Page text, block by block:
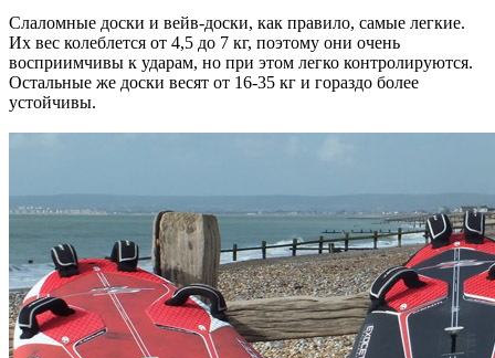
Слаломные доски и вейв-доски, как правило, самые легкие.
Их вес колеблется от 4,5 до 7 кг, поэтому они очень
восприимчивы к ударам, но при этом легко контролируются.
Остальные же доски весят от 16-35 кг и гораздо более
устойчивы.